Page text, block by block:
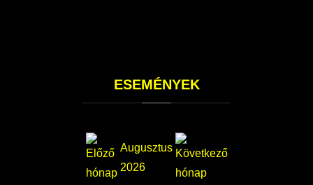
ESEMÉNYEK
Augusztus
2026